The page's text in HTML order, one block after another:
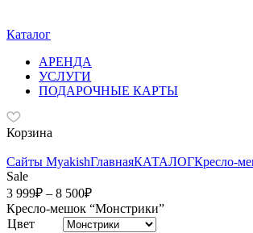
Каталог
АРЕНДА
УСЛУГИ
ПОДАРОЧНЫЕ КАРТЫ
Корзина
Сайты MyakishГлавнаяКАТАЛОГКресло-
Sale
3 999₽ – 8 500₽
Кресло-мешок “Монстрики”
Цвет